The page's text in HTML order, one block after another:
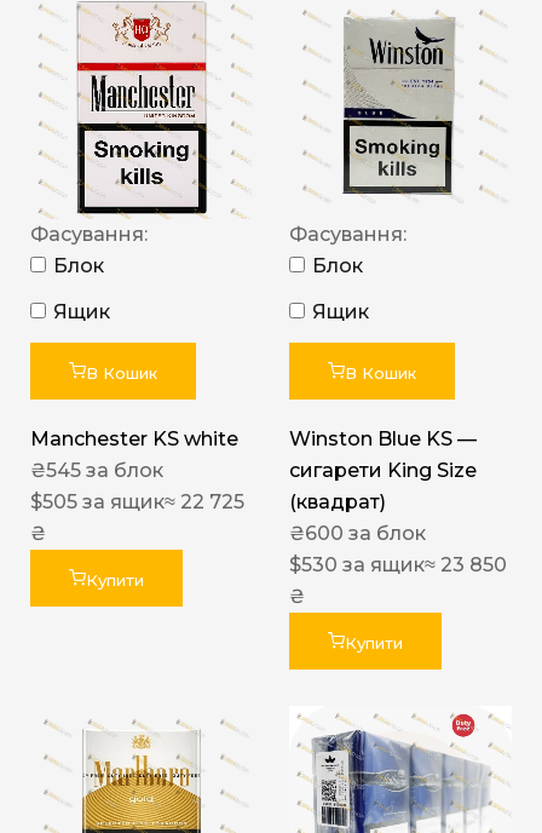
Фасування:
Блок
Ящик
В Кошик
Manchester KS white
₴545 за блок
$505 за ящик≈ 22 725
₴
Купити
Фасування:
Блок
Ящик
В Кошик
Winston Blue KS —
сигарети King Size
(квадрат)
₴600 за блок
$530 за ящик≈ 23 850
₴
Купити